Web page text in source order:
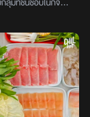
บดีเจเผือก พงศธร
โมเดล,ฟิกเกอร์ รถ
แคมป์ปิ้ง หนังสือ
26 มีนาคม 2566
บถามและติดตาม
กดได้ที่ลิงค์ด้านล่าง